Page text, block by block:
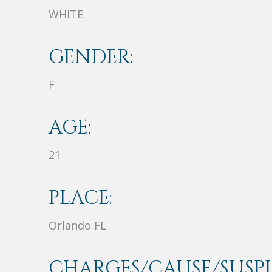
WHITE
GENDER:
F
AGE:
21
PLACE:
Orlando FL